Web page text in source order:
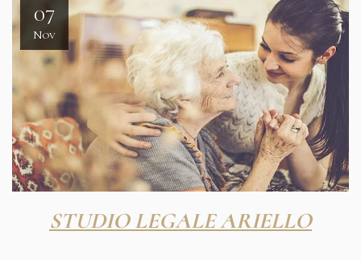
07
Nov
STUDIO LEGALE ARIELLO